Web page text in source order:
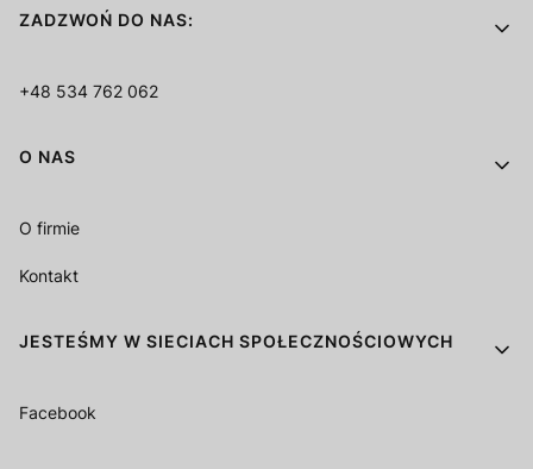
ZADZWOŃ DO NAS:
+48 534 762 062
O NAS
O firmie
Kontakt
JESTEŚMY W SIECIACH SPOŁECZNOŚCIOWYCH
Facebook